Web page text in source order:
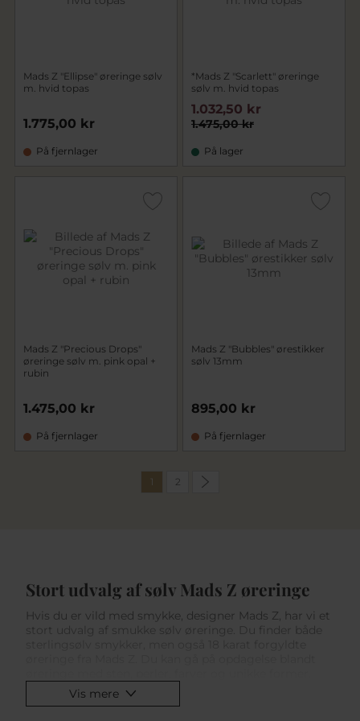
Mads Z "Ellipse" øreringe sølv
m. hvid topas
1.775,00 kr
På fjernlager
*Mads Z "Scarlett" øreringe
sølv m. hvid topas
1.475,00 kr
1.032,50 kr
På lager
Mads Z "Precious Drops"
øreringe sølv m. pink opal +
rubin
1.475,00 kr
På fjernlager
Mads Z "Bubbles" ørestikker
sølv 13mm
895,00 kr
På fjernlager
1 2
Stort udvalg af sølv Mads Z øreringe
Hvis du er vild med smykke, designer Mads Z, har vi et
stort udvalg af smukke sølv øreringe. Du finder både
Mads Z er kendt for sit unikke look og store sortiment
af smukke øreringe.
Vis mere